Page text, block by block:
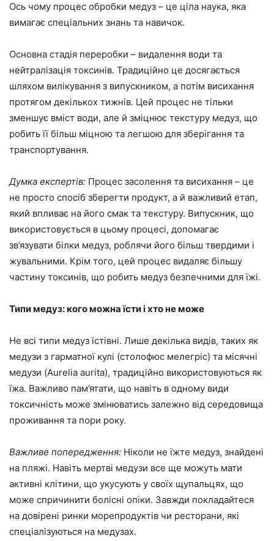
Ось чому процес обробки медуз – це ціла наука, яка
вимагає спеціальних знань та навичок.
Основна стадія переробки – видалення води та
нейтралізація токсинів. Традиційно це досягається
шляхом вилікування з випускником, а потім висихання
протягом декількох тижнів. Цей процес не тільки
зменшує вміст води, але й зміцнює текстуру медуз, що
робить її більш міцною та легшою для зберігання та
транспортування.
Думка експертів: Процес засолення та висихання – це
не просто спосіб зберегти продукт, а й важливий етап,
який впливає на його смак та текстуру. Випускник, що
використовується в цьому процесі, допомагає
зв’язувати білки медуз, роблячи його більш твердими і
жувальними. Крім того, цей процес видаляє більшу
частину токсинів, що робить медуз безпечними для їжі.
Типи медуз: кого можна їсти і хто не може
Не всі типи медуз їстівні. Лише декілька видів, таких як
медузи з гарматної кулі (столофюс мелегріс) та місячні
медузи (Aurelia aurita), традиційно використовуються як
їжа. Важливо пам’ятати, що навіть в одному види
токсичність може змінюватись залежно від середовища
проживання та пори року.
Важливе попередження: Ніколи не їжте медуз, знайдені
на пляжі. Навіть мертві медузи все ще можуть мати
активні клітини, що укусують у своїх щупальцях, що
може спричинити болісні опіки. Завжди покладайтеся
на довірені ринки морепродуктів чи ресторани, які
спеціалізуються на медузах.